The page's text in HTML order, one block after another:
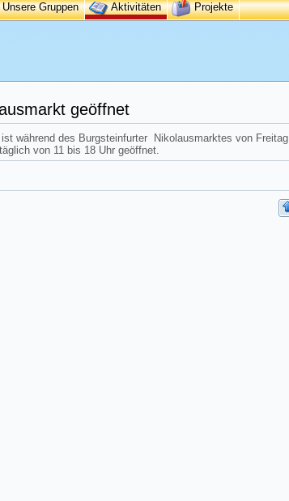
Unsere Gruppen Aktivitäten Projekte
geöffnet
während des Burgsteinfurter Nikolausmarktes von Freitag
von 11 bis 18 Uhr geöffnet.